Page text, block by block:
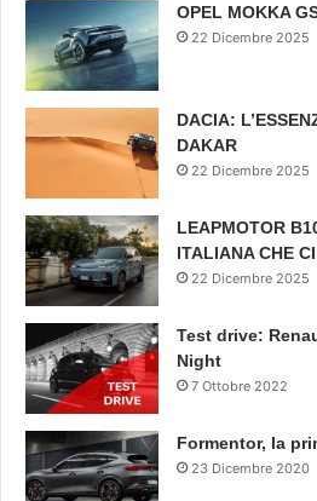
OPEL MOKKA
22 Dicembre 2025
DACIA:
DAKAR
22 Dicembre 2025
LEAPMOTOR
ITALIANA CHE
22 Dicembre 2025
Test drive:
Night
7 Ottobre 2022
Formentor, la
23 Dicembre 2020